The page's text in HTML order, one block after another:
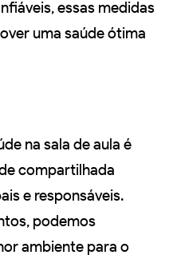
essas medidas
uma saúde ótima
na sala de aula é
compartilhada
e responsáveis.
podemos
ambiente para o